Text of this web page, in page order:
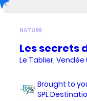
NATURE
Les secrets
Le Tablier, Vendée
Brought to
SPL